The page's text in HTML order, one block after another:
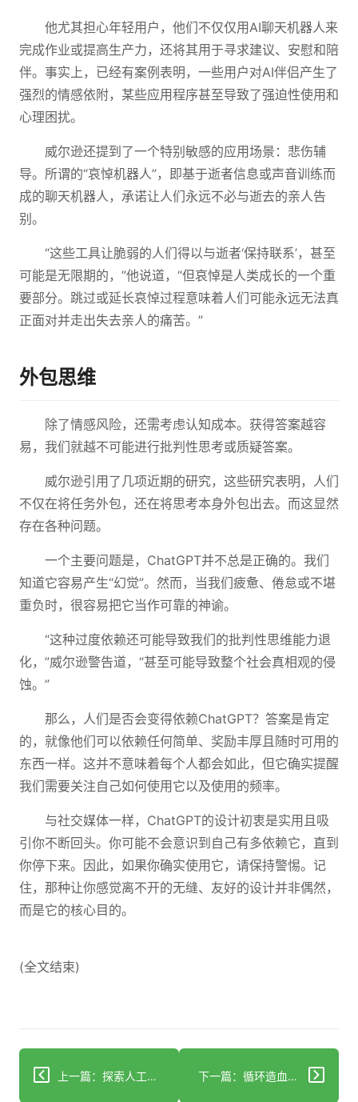
他尤其担心年轻用户，他们不仅仅用AI聊天机器人来
完成作业或提高生产力，还将其用于寻求建议、安慰和陪
伴。事实上，已经有案例表明，一些用户对AI伴侣产生了
强烈的情感依附，某些应用程序甚至导致了强迫性使用和
心理困扰。
威尔逊还提到了一个特别敏感的应用场景：悲伤辅
导。所谓的“哀悼机器人”，即基于逝者信息或声音训练而
成的聊天机器人，承诺让人们永远不必与逝去的亲人告
别。
“这些工具让脆弱的人们得以与逝者‘保持联系’，甚至
可能是无限期的，”他说道，“但哀悼是人类成长的一个重
要部分。跳过或延长哀悼过程意味着人们可能永远无法真
正面对并走出失去亲人的痛苦。”
外包思维
除了情感风险，还需考虑认知成本。获得答案越容
易，我们就越不可能进行批判性思考或质疑答案。
威尔逊引用了几项近期的研究，这些研究表明，人们
不仅在将任务外包，还在将思考本身外包出去。而这显然
存在各种问题。
一个主要问题是，ChatGPT并不总是正确的。我们
知道它容易产生“幻觉”。然而，当我们疲惫、倦怠或不堪
重负时，很容易把它当作可靠的神谕。
“这种过度依赖还可能导致我们的批判性思维能力退
化，”威尔逊警告道，“甚至可能导致整个社会真相观的侵
蚀。”
那么，人们是否会变得依赖ChatGPT？答案是肯定
的，就像他们可以依赖任何简单、奖励丰厚且随时可用的
东西一样。这并不意味着每个人都会如此，但它确实提醒
我们需要关注自己如何使用它以及使用的频率。
与社交媒体一样，ChatGPT的设计初衷是实用且吸
引你不断回头。你可能不会意识到自己有多依赖它，直到
你停下来。因此，如果你确实使用它，请保持警惕。记
住，那种让你感觉离不开的无缝、友好的设计并非偶然，
而是它的核心目的。
(全文结束)
上一篇：探索人工智能在医疗保健领域的演变：关键历史里程碑及其对患者护理的影响 下一篇：循环造血干细胞展现诊断潜力